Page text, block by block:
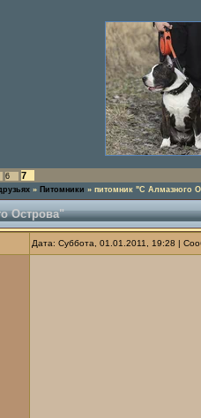
6 7
» Питомники » питомник "С Алмазного
Острова"
Дата: Суббота, 01.01.2011, 19:28 |